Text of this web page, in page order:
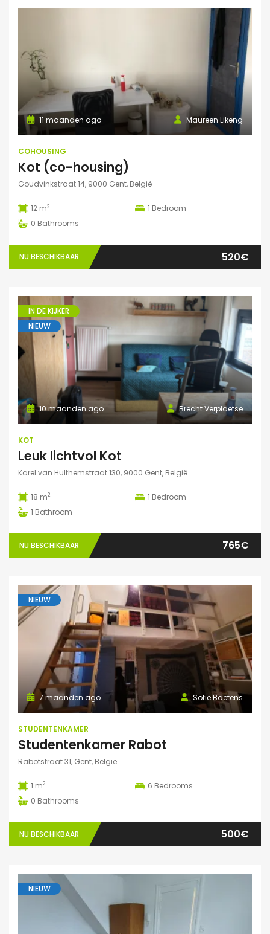
Maureen Likeng
11 maanden ago
COHOUSING
Kot (co-housing)
Goudvinkstraat 14, 9000 Gent, België
12 m2 1 Bedroom
0 Bathrooms
NU BESCHIKBAAR 520€
IN DE KIJKER
NIEUW
Brecht Verplaetse
10 maanden ago
KOT
Leuk lichtvol Kot
Karel van Hulthemstraat 130, 9000 Gent, België
18 m2 1 Bedroom
1 Bathroom
NU BESCHIKBAAR 765€
NIEUW
Sofie.Baetens
7 maanden ago
STUDENTENKAMER
Studentenkamer Rabot
Rabotstraat 31, Gent, België
1 m2 6 Bedrooms
0 Bathrooms
NU BESCHIKBAAR 500€
NIEUW